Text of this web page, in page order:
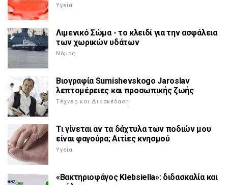
Υγεία
Λιμενικό Σώμα - το κλειδί για την ασφάλεια
των χωρικών υδάτων
Νόμος
Βιογραφία Sumishevskogo Jaroslav
λεπτομέρειες και προσωπικής ζωής
Τέχνες και Διασκέδαση
Τι γίνεται αν τα δάχτυλα των ποδιών μου
είναι φαγούρα; Αιτίες κνησμού
Υγεία
«Βακτηριοφάγος Klebsiella»: διδασκαλία και